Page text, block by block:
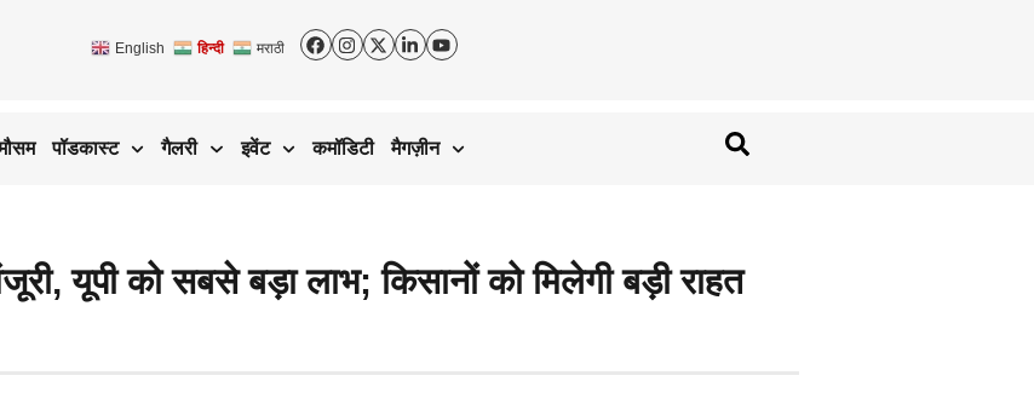
English हिन्दी मराठी
पॉडकास्ट गैलरी इवेंट कमॉडिटी मैगज़ीन
यूपी को सबसे बड़ा लाभ; किसानों को मिलेगी बड़ी राहत